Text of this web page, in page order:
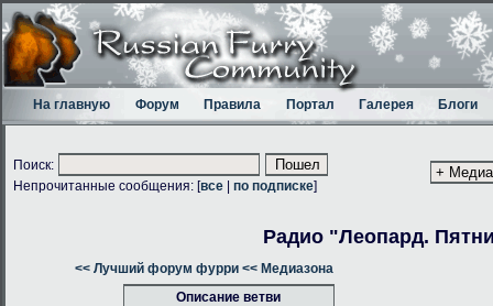
На главную Форум Правила Портал Галерея Блоги
Поиск:
Непрочитанные сообщения: [все по подписке]
Радио "Леопард.
<< Лучший форум фурри << Медиазона
Описание ветви